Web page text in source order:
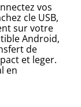
vos
cle USB,
sur votre
Android,
de
et leger.
en